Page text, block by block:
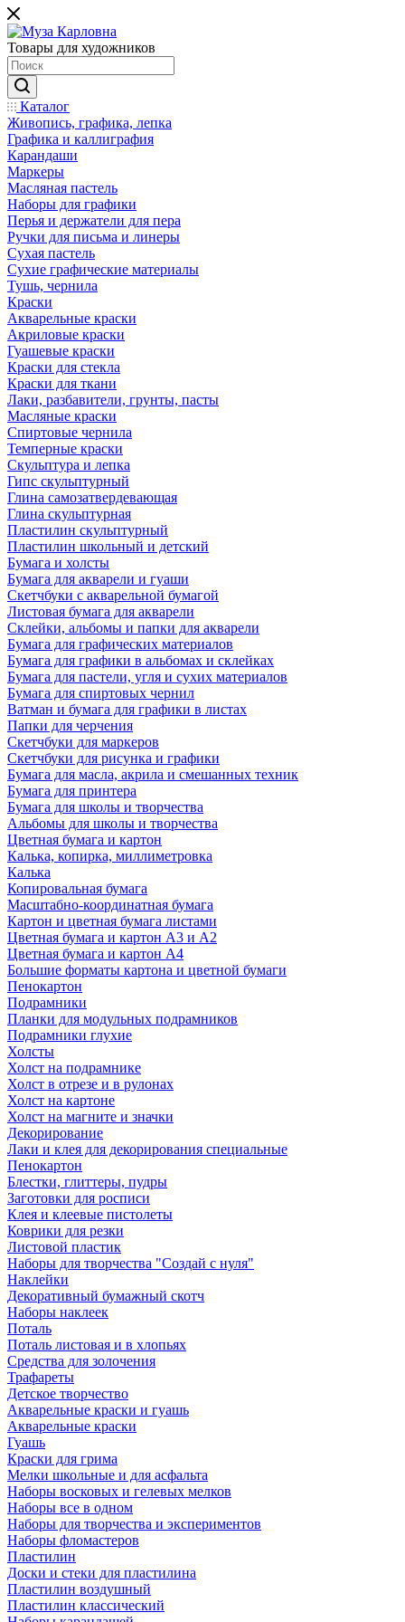
Товары для художников
Каталог
Живопись, графика, лепка
Графика и каллиграфия
Карандаши
Маркеры
Масляная пастель
Наборы для графики
Перья и держатели для пера
Ручки для письма и линеры
Сухая пастель
Сухие графические материалы
Тушь, чернила
Краски
Акварельные краски
Акриловые краски
Гуашевые краски
Краски для стекла
Краски для ткани
Лаки, разбавители, грунты, пасты
Масляные краски
Спиртовые чернила
Темперные краски
Скульптура и лепка
Гипс скульптурный
Глина самозатвердевающая
Глина скульптурная
Пластилин скульптурный
Пластилин школьный и детский
Бумага и холсты
Бумага для акварели и гуаши
Скетчбуки с акварельной бумагой
Листовая бумага для акварели
Склейки, альбомы и папки для акварели
Бумага для графических материалов
Бумага для графики в альбомах и склейках
Бумага для пастели, угля и сухих материалов
Бумага для спиртовых чернил
Ватман и бумага для графики в листах
Папки для черчения
Скетчбуки для маркеров
Скетчбуки для рисунка и графики
Бумага для масла, акрила и смешанных техник
Бумага для принтера
Бумага для школы и творчества
Альбомы для школы и творчества
Цветная бумага и картон
Калька, копирка, миллиметровка
Калька
Копировальная бумага
Масштабно-координатная бумага
Картон и цветная бумага листами
Цветная бумага и картон А3 и А2
Цветная бумага и картон А4
Большие форматы картона и цветной бумаги
Пенокартон
Подрамники
Планки для модульных подрамников
Подрамники глухие
Холсты
Холст на подрамнике
Холст в отрезе и в рулонах
Холст на картоне
Холст на магните и значки
Декорирование
Лаки и клея для декорирования специальные
Пенокартон
Блестки, глиттеры, пудры
Заготовки для росписи
Клея и клеевые пистолеты
Коврики для резки
Листовой пластик
Наборы для творчества "Создай с нуля"
Наклейки
Декоративный бумажный скотч
Наборы наклеек
Поталь
Поталь листовая и в хлопьях
Средства для золочения
Трафареты
Детское творчество
Акварельные краски и гуашь
Акварельные краски
Гуашь
Краски для грима
Мелки школьные и для асфальта
Наборы восковых и гелевых мелков
Наборы все в одном
Наборы для творчества и экспериментов
Наборы фломастеров
Пластилин
Доски и стеки для пластилина
Пластилин воздушный
Пластилин классический